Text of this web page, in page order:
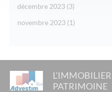
décembre 2023(3)
novembre 2023(1)
L'IMMOBILIER
PATRIMOINE